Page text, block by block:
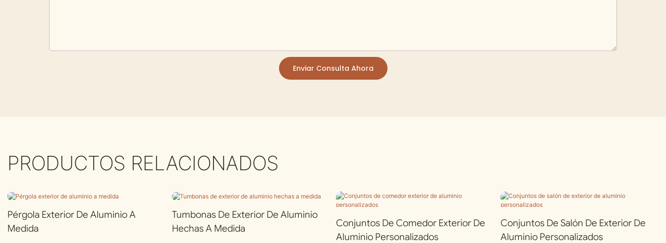
Enviar Consulta Ahora
PRODUCTOS RELACIONADOS
Pérgola Exterior De Aluminio A
Medida
Tumbonas De Exterior De Aluminio
Hechas A Medida
Conjuntos De Comedor Exterior De
Aluminio Personalizados
Conjuntos De Salón De Exterior De
Aluminio Personalizados